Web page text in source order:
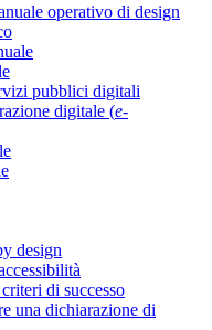
operativo di design
pubblici digitali
digitale (e-
design
di successo
una dichiarazione di